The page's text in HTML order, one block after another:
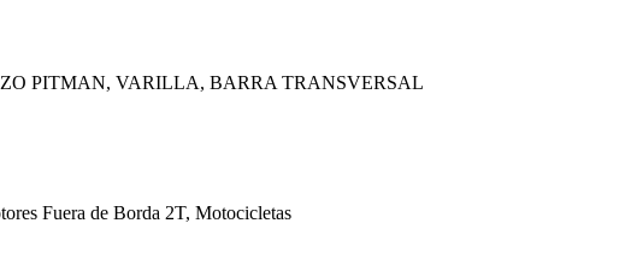
PITMAN, VARILLA, BARRA TRANSVERSAL
Fuera de Borda 2T, Motocicletas